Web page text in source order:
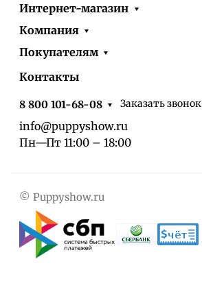
Интернет-магазин
Компания
Покупателям
Контакты
8 800 101-68-08 Заказать звонок
info@puppyshow.ru
Пн—Пт 11:00 – 18:00
© Puppyshow.ru